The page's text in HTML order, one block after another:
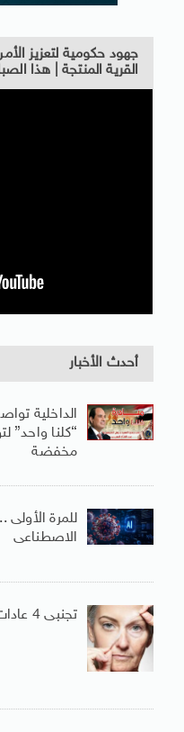
جهود حكومية لتعزيز
القرية المنتجة | هذا
أحدث الأخبار
“كلنا واحد”
مخفضة
للمرة
الاصطناعى
تجنبى 4 عادات يومية تسرّع شيخوخة البشرة